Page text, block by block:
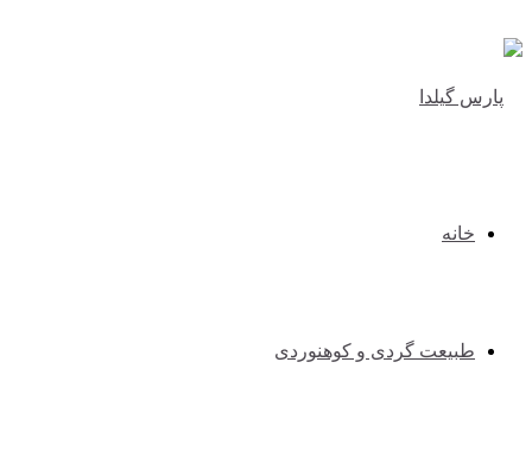
خانه
طبیعت گردی و کوهنوردی